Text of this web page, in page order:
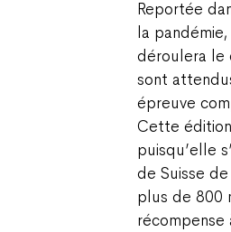
Reportée
la
déroulera le
sont
épreuve
Cette
puisqu’elle
de Suisse
plus de 800